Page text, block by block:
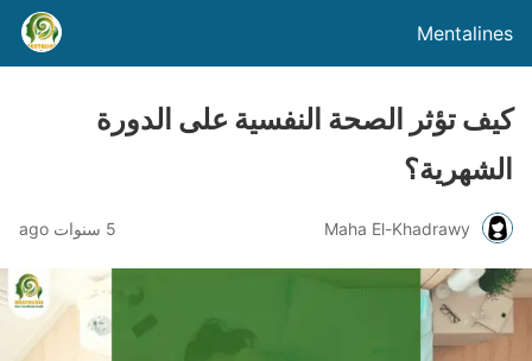
Mentalines
كيف تؤثر الصحة النفسية على الدورة
الشهرية؟
Maha El-Khadrawy 5 سنوات ago